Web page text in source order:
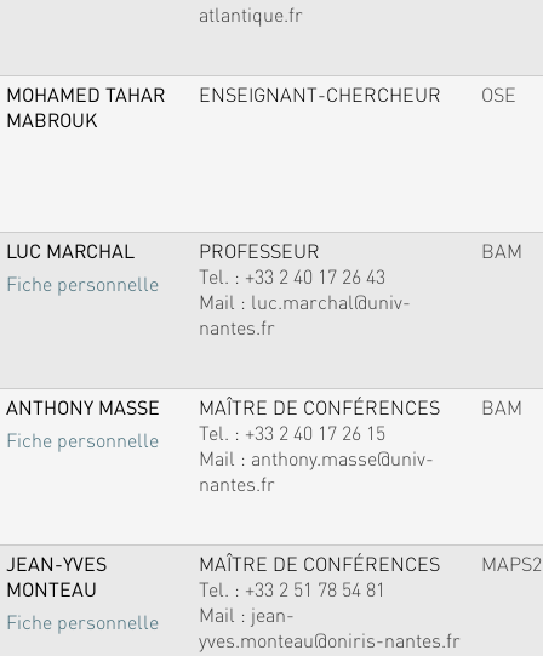
atlantique.fr
MOHAMED TAHAR
MABROUK
ENSEIGNANT-CHERCHEUR OSE
LUC MARCHAL
Fiche personnelle
PROFESSEUR
Tel. : +33 2 40 17 26 43
Mail : luc.marchal@univ-
nantes.fr
BAM
ANTHONY MASSE
Fiche personnelle
MAÎTRE DE CONFÉRENCES
Tel. : +33 2 40 17 26 15
Mail : anthony.masse@univ-
nantes.fr
BAM
JEAN-YVES
MONTEAU
Fiche personnelle
MAÎTRE DE CONFÉRENCES
Tel. : +33 2 51 78 54 81
Mail : jean-
yves.monteau@oniris-nantes.fr
MAPS2